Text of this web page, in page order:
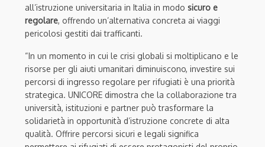
all’istruzione universitaria in Italia in modo sicuro e
regolare, offrendo un’alternativa concreta ai viaggi
pericolosi gestiti dai trafficanti.
“In un momento in cui le crisi globali si moltiplicano e le
risorse per gli aiuti umanitari diminuiscono, investire sui
percorsi di ingresso regolare per rifugiati è una priorità
strategica. UNICORE dimostra che la collaborazione tra
università, istituzioni e partner può trasformare la
solidarietà in opportunità d’istruzione concrete di alta
qualità. Offrire percorsi sicuri e legali significa